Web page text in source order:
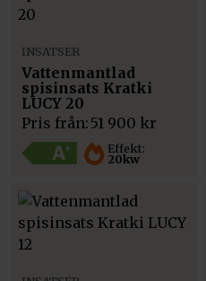
Effekt:
20kw
INSATSER
Vattenmantlad
spisinsats Kratki
LUCY 20
Pris från: 51 900 kr